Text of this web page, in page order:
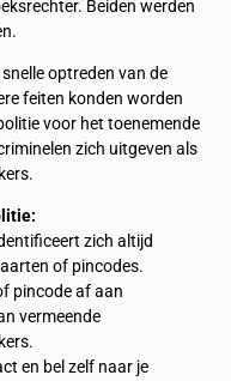
Beiden werden
optreden van de
feiten konden worden
voor het toenemende
zich uitgeven als
zich altijd
of pincodes.
pincode af aan
vermeende
en bel zelf naar je